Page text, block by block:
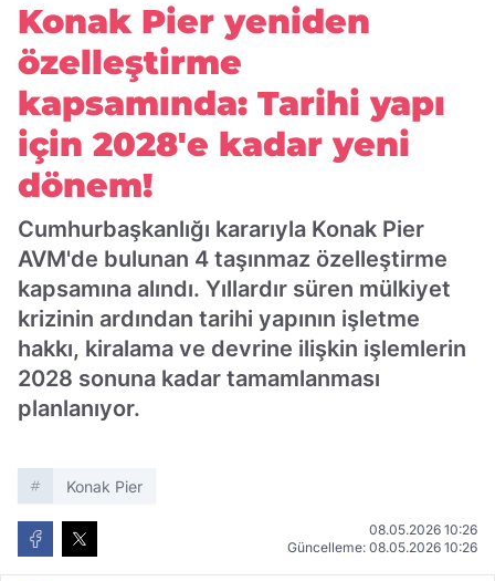
kadar yeni dönem!
Konak Pier yeniden
özelleştirme
kapsamında: Tarihi yapı
için 2028'e kadar yeni
dönem!
Cumhurbaşkanlığı kararıyla Konak Pier
AVM'de bulunan 4 taşınmaz özelleştirme
kapsamına alındı. Yıllardır süren mülkiyet
krizinin ardından tarihi yapının işletme
hakkı, kiralama ve devrine ilişkin işlemlerin
2028 sonuna kadar tamamlanması
planlanıyor.
Konak Pier
08.05.2026 10:26
Güncelleme: 08.05.2026 10:26